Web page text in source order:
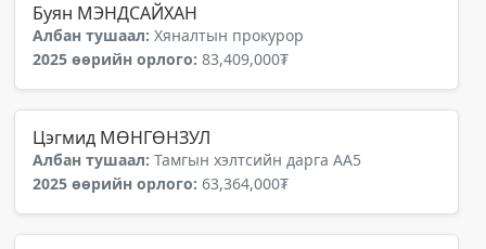
Буян МЭНДСАЙХАН
Албан тушаал: Хяналтын прокурор
2025 өөрийн орлого: 83,409,000₮
Цэгмид МӨНГӨНЗУЛ
Албан тушаал: Тамгын хэлтсийн дарга АА5
2025 өөрийн орлого: 63,364,000₮